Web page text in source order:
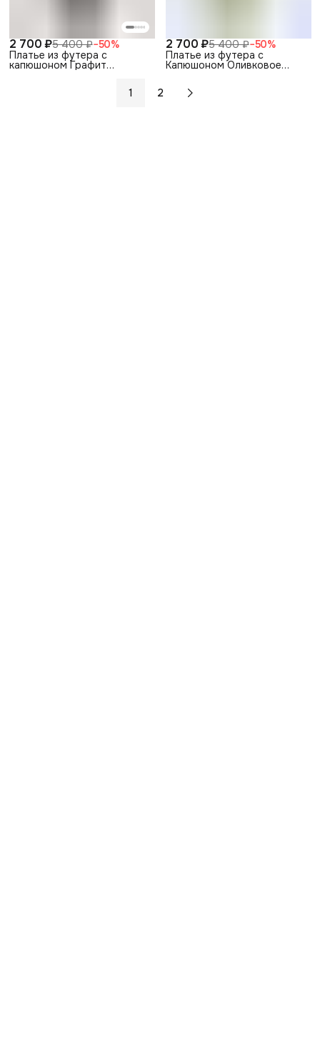
2 700 ₽5 400 ₽−50%
Платье из футера с
капюшоном Графит
2 700 ₽5 400 ₽−50%
Платье из футера с
Капюшоном Оливковое
1
2